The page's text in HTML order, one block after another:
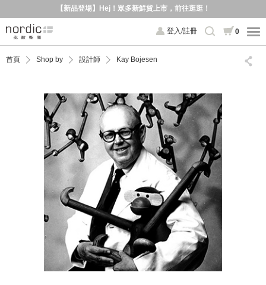
【新品登場】Hej！眾多新鮮貨上市，前往逛逛！
登入/註冊 0
首頁 Shop by 設計師 Kay Bojesen